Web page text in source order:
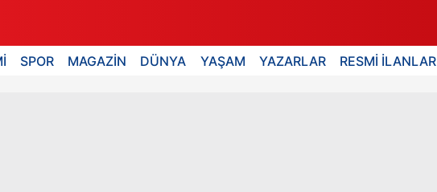
SPOR MAGAZİN DÜNYA YAŞAM YAZARLAR RESMİ İLANLAR